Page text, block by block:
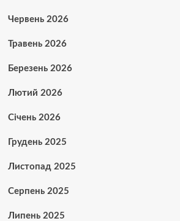
Червень 2026
Травень 2026
Березень 2026
Лютий 2026
Січень 2026
Грудень 2025
Листопад 2025
Серпень 2025
Липень 2025